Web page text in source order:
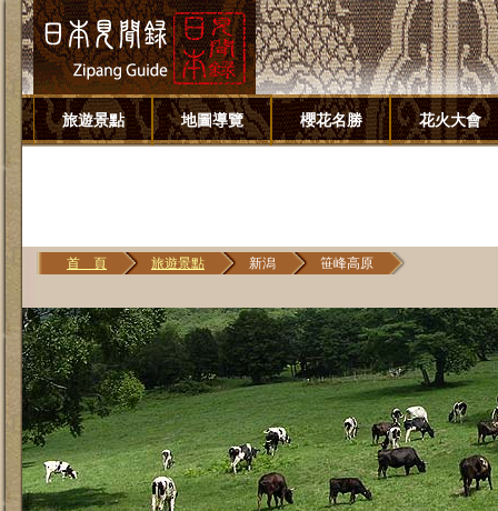
旅遊景點 地圖導覽 櫻花名勝 花火大會
首 頁 旅遊景點 新潟 笹峰高原